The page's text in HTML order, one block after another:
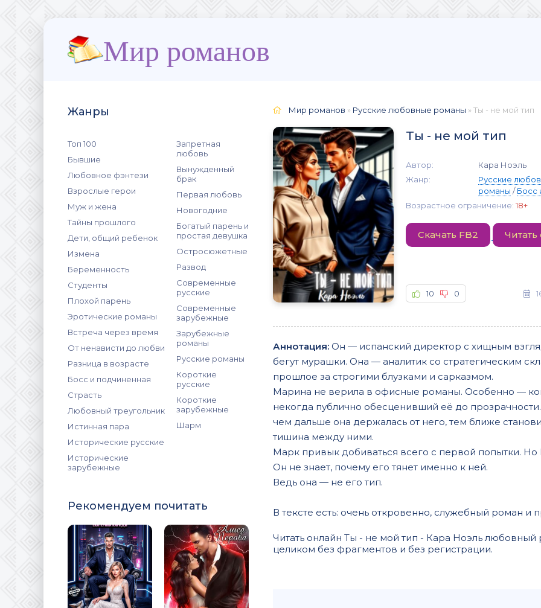
Мир романов
Жанры
Топ 100
Бывшие
Любовное фэнтези
Взрослые герои
Муж и жена
Тайны прошлого
Дети, общий ребенок
Измена
Беременность
Студенты
Плохой парень
Эротические романы
Встреча через время
От ненависти до любви
Разница в возрасте
Босс и подчиненная
Страсть
Любовный треугольник
Истинная пара
Исторические русские
Исторические
зарубежные
Запретная
любовь
Вынужденный
брак
Первая любовь
Новогодние
Богатый парень и
простая девушка
Остросюжетные
Развод
Современные
русские
Современные
зарубежные
Зарубежные
романы
Русские романы
Короткие
русские
Короткие
зарубежные
Шарм
Рекомендуем почитать
Мир романов » Русские любовные романы » Ты - не мой тип
Ты - не мой тип
Автор:
Кара Ноэль
Жанр:
Русские
романы /Босс
Возрастное ограничение: 18+
Скачать FB2
10 0
Аннотация: Он — испанский директор с хищным
бегут мурашки. Она — аналитик со стратегическим
прошлое за строгими блузками и сарказмом.
Марина не верила в офисные романы. Особенно —
некогда публично обесценивший её до
чем дальше она держалась от него, тем ближе
тишина между ними.
Марк привык добиваться всего с первой попытки. Но
Он не знает, почему его тянет именно к ней.
Ведь она — не его тип.
В тексте есть: очень откровенно, служебный роман и
Читать онлайн Ты - не мой тип - Кара Ноэль
целиком без фрагментов и без регистрации.